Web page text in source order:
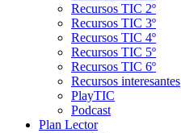
Recursos TIC 2º
Recursos TIC 3º
Recursos TIC 4º
Recursos TIC 5º
Recursos TIC 6º
Recursos interesantes
PlayTIC
Podcast
Plan Lector